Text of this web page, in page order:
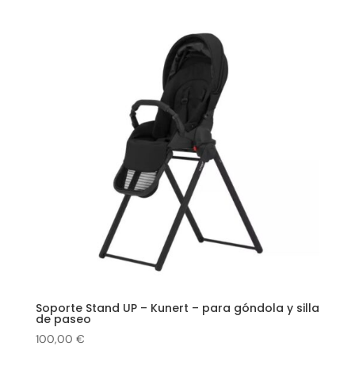
Soporte Stand UP – Kunert – para góndola y silla
de paseo
100,00 €